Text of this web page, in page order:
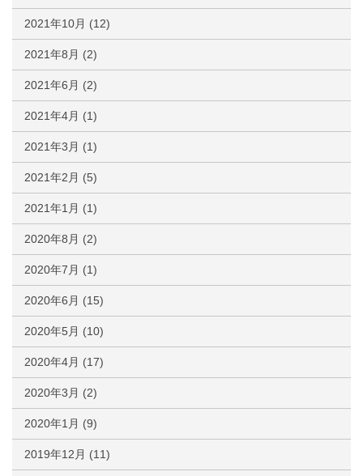
2021年10月 (12)
2021年8月 (2)
2021年6月 (2)
2021年4月 (1)
2021年3月 (1)
2021年2月 (5)
2021年1月 (1)
2020年8月 (2)
2020年7月 (1)
2020年6月 (15)
2020年5月 (10)
2020年4月 (17)
2020年3月 (2)
2020年1月 (9)
2019年12月 (11)